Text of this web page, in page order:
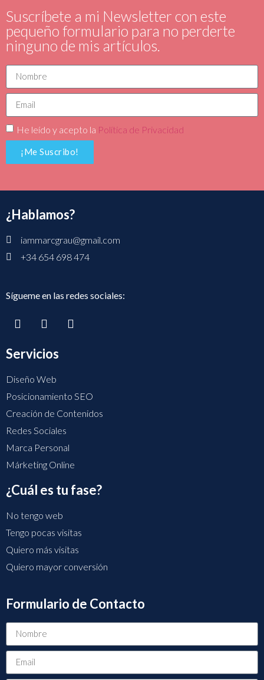
Suscríbete a mi Newsletter con este
pequeño formulario para no perderte
ninguno de mis artículos.
He leído y acepto la Política de Privacidad
¡Me Suscribo!
¿Hablamos?
iammarcgrau@gmail.com
+34 654 698 474
Sígueme en las redes sociales:
Servicios
Diseño Web
Posicionamiento SEO
Creación de Contenidos
Redes Sociales
Marca Personal
Márketing Online
¿Cuál es tu fase?
No tengo web
Tengo pocas visitas
Quiero más visitas
Quiero mayor conversión
Formulario de Contacto